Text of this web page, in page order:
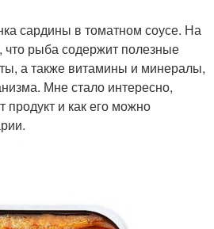
сардины в томатном соусе. На
что рыба содержит полезные
а также витамины и минералы,
Мне стало интересно,
продукт и как его можно